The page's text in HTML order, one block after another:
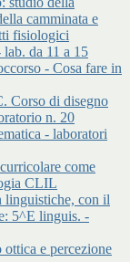
camminata e
fisiologici
da 11 a 15
- Cosa fare in
Corso di disegno
n. 20
- laboratori
come
CLIL
linguistiche, con il
5^E linguis. -
e percezione